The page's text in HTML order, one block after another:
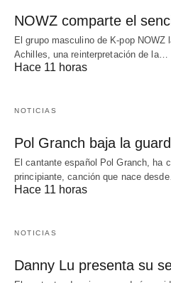
NOWZ comparte el
El grupo masculino de K-pop NOWZ
Achilles, una reinterpretación de la…
Hace 11 horas
NOTICIAS
Pol Granch baja la
El cantante español Pol Granch, ha
principiante, canción que nace
Hace 11 horas
NOTICIAS
Danny Lu presenta su